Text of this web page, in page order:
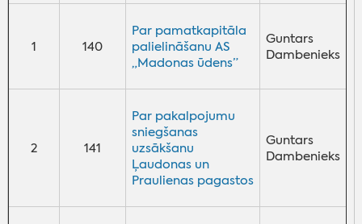
1 140
Par pamatkapitāla
palielināšanu AS
„Madonas ūdens”
Guntars
Dambenieks
2 141
Par pakalpojumu
sniegšanas
uzsākšanu
Ļaudonas un
Praulienas pagastos
Guntars
Dambenieks